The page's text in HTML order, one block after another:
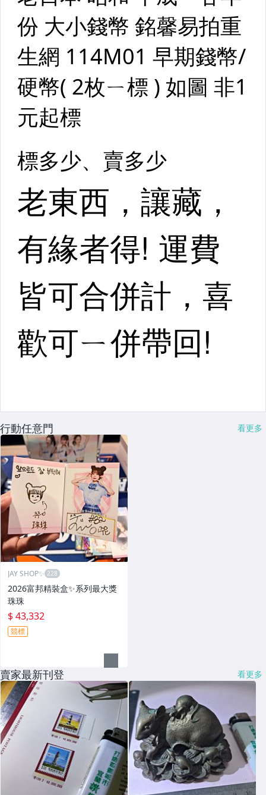
行動任意門 看更多
JAY SHOP✨
2026富邦精裝盒✨系列最大獎
珠珠
$ 43,332
競標
賣家最新刊登 看更多